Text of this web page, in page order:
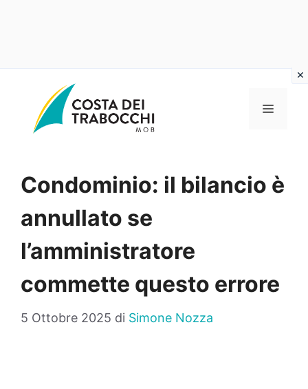
contenuto
MENU
Condominio: il bilancio è
annullato se
l’amministratore
commette questo errore
5 Ottobre 2025 di Simone Nozza